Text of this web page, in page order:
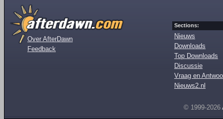
Over AfterDawn
Feedback
Sections:
Nieuws
Downloads
Top Downloads
Discussie
Vraag en
Nieuws2.nl
© 1999-2026